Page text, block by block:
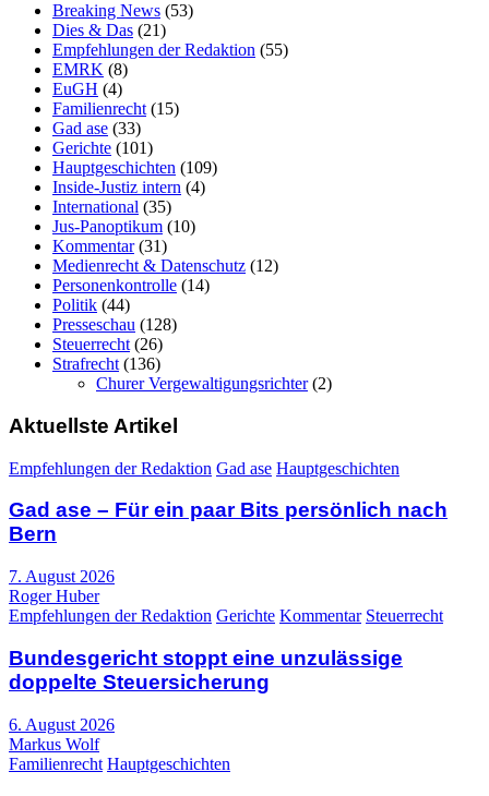
Breaking News (53)
Dies & Das (21)
Empfehlungen der Redaktion (55)
EMRK (8)
EuGH (4)
Familienrecht (15)
Gad ase (33)
Gerichte (101)
Hauptgeschichten (109)
Inside-Justiz intern (4)
International (35)
Jus-Panoptikum (10)
Kommentar(31)
Medienrecht & Datenschutz (12)
Personenkontrolle (14)
Politik (44)
Presseschau (128)
Steuerrecht (26)
Strafrecht (136)
Churer Vergewaltigungsrichter(2)
Aktuellste Artikel
Empfehlungen der Redaktion Gad ase Hauptgeschichten
Gad ase – Für ein paar Bits persönlich nach
Bern
7. August 2026
Roger Huber
Empfehlungen der Redaktion Gerichte Kommentar Steuerrecht
Bundesgericht stoppt eine unzulässige
doppelte Steuersicherung
6. August 2026
Markus Wolf
Familienrecht Hauptgeschichten